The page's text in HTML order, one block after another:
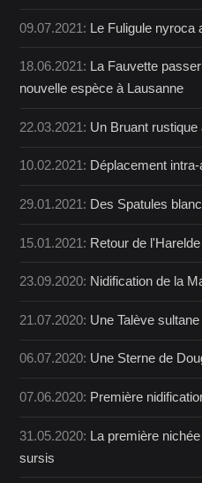
09.07.2021: Le Fuligule nyroca
18.06.2021: La Fauvette
nouvelle espèce à Lausanne
22.03.2021: Un Bruant rustique
10.02.2021: Déplacement
29.01.2021: Des Spatules
15.01.2021: Retour de
23.09.2020: Nidification de la
21.07.2020: Une Talève
06.07.2020: Une Sterne de
07.06.2020: Première
31.05.2020: La première
sursis